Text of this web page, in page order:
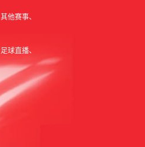
其他赛事
足球直播